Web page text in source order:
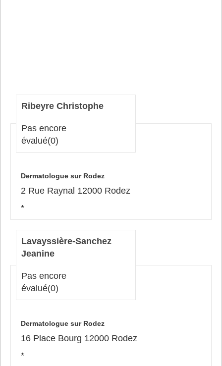
Ribeyre Christophe
Pas encore
évalué(0)
Dermatologue sur Rodez
2 Rue Raynal 12000 Rodez
*
Lavayssière-Sanchez
Jeanine
Pas encore
évalué(0)
Dermatologue sur Rodez
16 Place Bourg 12000 Rodez
*